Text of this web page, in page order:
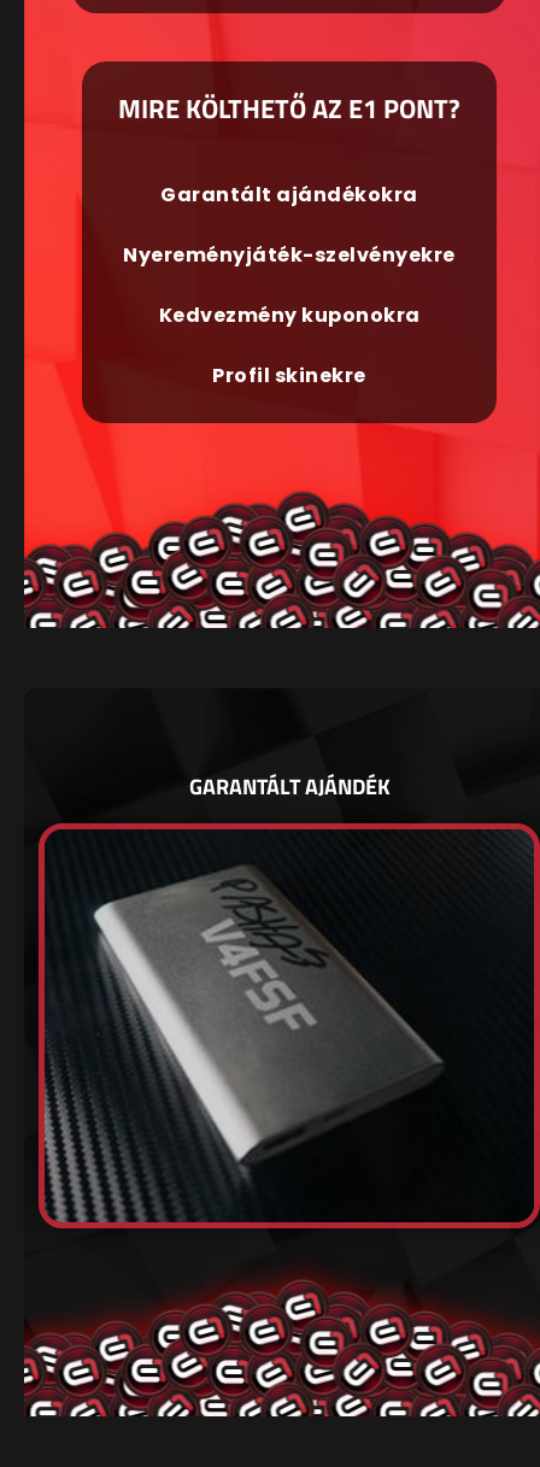
MIRE KÖLTHETŐ AZ E1 PONT?
Garantált ajándékokra
Nyereményjáték-szelvényekre
Kedvezmény kuponokra
Profil skinekre
GARANTÁLT AJÁNDÉK